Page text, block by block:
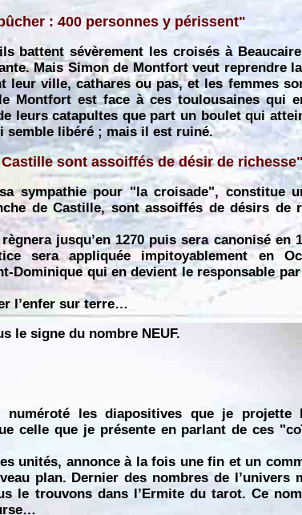
: 400 personnes y périssent"
battent sévèrement les croisés à
Mais Simon de Montfort veut reprendre
leur ville, cathares ou pas, et les femmes
Montfort est face à ces toulousaines qui
leurs catapultes que part un boulet qui
semble libéré ; mais il est ruiné.
sont assoiffés de désir de richesse"
sympathie pour "la croisade", constitue
de Castille, sont assoiffés de désirs de
jusqu’en 1270 puis sera canonisé en
sera appliquée impitoyablement en
Dominique qui en devient le responsable
l’enfer sur terre…
le signe du nombre NEUF.
les diapositives que je projette
celle que je présente en parlant de ces
unités, annonce à la fois une fin et un
plan. Dernier des nombres de l’univers
le trouvons dans l’Ermite du tarot. Ce